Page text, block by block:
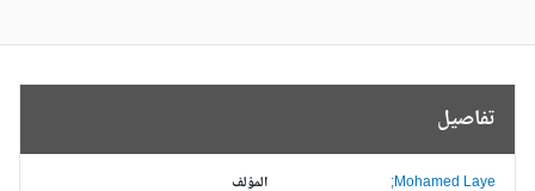
تفاصيل
المؤلف Mohamed Laye;